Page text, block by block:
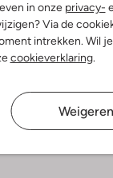
in onze privacy-
Via de
intrekken. Wil
cookieverklaring.
Weigeren
&